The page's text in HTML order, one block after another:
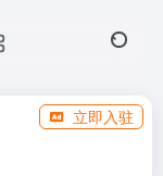
立即入驻